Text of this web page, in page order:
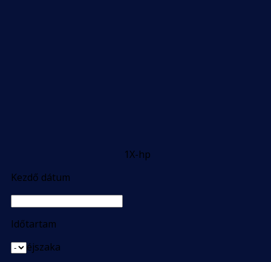
1X-hp
Kezdő dátum
Időtartam
éjszaka